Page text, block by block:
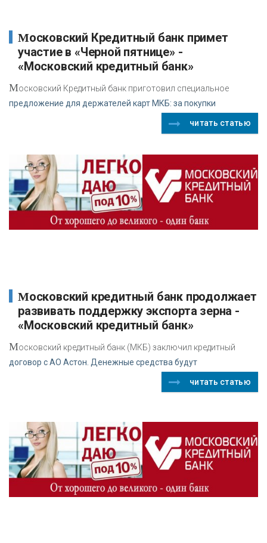
Московский Кредитный банк примет
участие в «Черной пятнице» -
«Московский кредитный банк»
Московский Кредитный банк приготовил специальное
предложение для держателей карт МКБ: за покупки
читать статью
Московский кредитный банк продолжает
развивать поддержку экспорта зерна -
«Московский кредитный банк»
Московский кредитный банк (МКБ) заключил кредитный
договор с АО Астон. Денежные средства будут
читать статью